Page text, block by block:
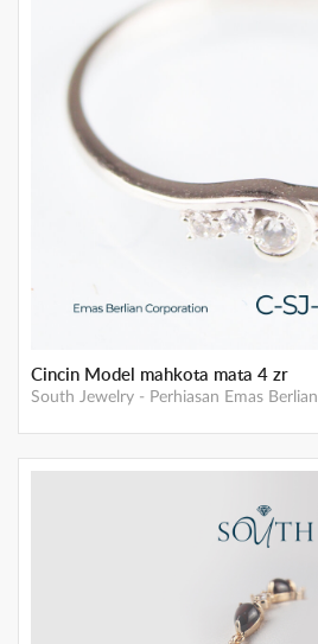
Cincin Model mahkota mata 4 zr
South Jewelry - Perhiasan Emas Berlian